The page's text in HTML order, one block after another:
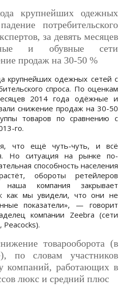
крупнейших одежных
потребительского
за девять месяцев
и обувные сети
продаж на 30-50 %
крупнейших одежных сетей с
спроса. По оценкам
2014 года одёжные и
снижение продаж на 30-50
товаров по сравнению с
го.
что ещё чуть-чуть, и всё
Но ситуация на рынке по-
способность населения
обороты ретейлеров
наша компания закрывает
как мы увидели, что они не
показатели», — говорит
компании Zeebra (сети
Peacocks).
товарооборота (в
по словам участников
компаний, работающих в
люкс и средний плюс